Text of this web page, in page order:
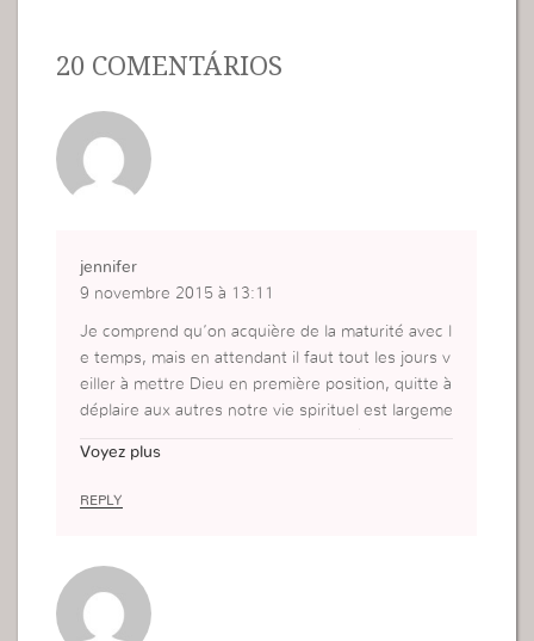
20 COMENTÁRIOS
jennifer
9 novembre 2015 à 13:11
Je comprend qu’on acquière de la maturité avec l
e temps, mais en attendant il faut tout les jours v
eiller à mettre Dieu en première position, quitte à
déplaire aux autres notre vie spirituel est largeme
aire partie de nos plus grande motivation et ça to
Voyez plus
REPLY